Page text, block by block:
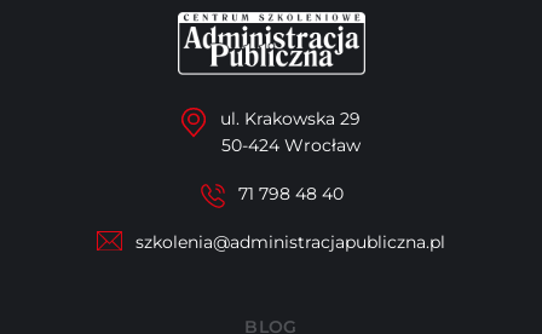
ul. Krakowska 29
50-424 Wrocław
71 798 48 40
szkolenia@administracjapubliczna.pl
BLOG